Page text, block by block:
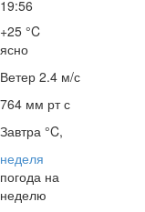
19:56
+25 °C
ясно
Ветер 2.4 м/с
764 мм рт с
Завтра °C,
неделя
погода на
неделю